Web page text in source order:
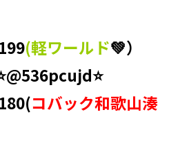
(軽ワールド💚）
コバック和歌山湊